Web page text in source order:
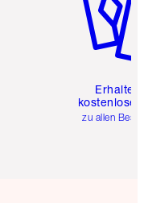
Erhalte
kostenlose
zu allen